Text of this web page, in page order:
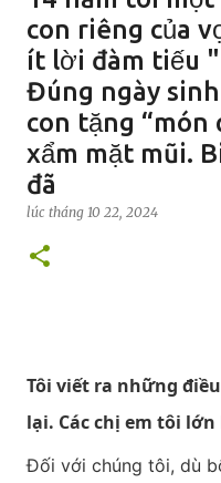
con riêng của
ít lời đàm tiếu
Đúng ngày
con tặng “món
xẩm mặt mũi.
đã
lúc tháng 10 22, 2024
Tôi viết ra những
lại. Các chị em tôi
Đối với chúng tôi, dù